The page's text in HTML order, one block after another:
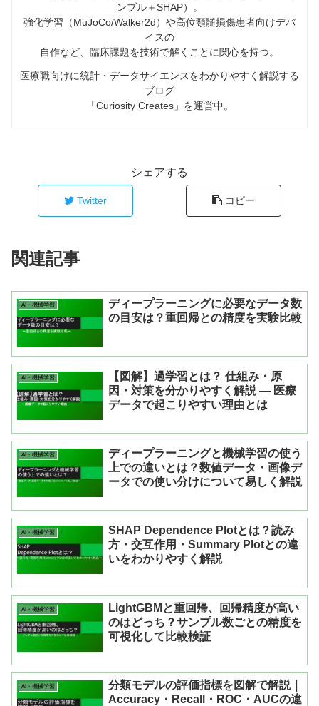
ンブル＋SHAP）。
強化学習（MuJoCo/Walker2d）や高位頸髄損傷患者向けデバ
イスの
自作など、臨床課題を技術で解くことに関心を持つ。
医療職向けに統計・データサイエンスをわかりやすく解説する
ブログ
「Curiosity Creates」を運営中。
シェアする
Twitter コピー
関連記事
AI・機械学習
ディープラーニングに必要なデータ数
の目安は？重回帰との精度を実験比較
AI・機械学習
【図解】過学習とは？ 仕組み・原
因・対策を分かりやすく解説 ― 医療
データで起こりやすい理由とは
AI・機械学習
ディープラーニングと機械学習の使う
上での違いとは？数値データ・画像デ
ータでの使い分けについて易しく解説
AI・機械学習
SHAP Dependence Plotとは？読み
方・交互作用・Summary Plotとの違
いをわかりやすく解説
AI・機械学習
LightGBMと重回帰、回帰精度が高い
のはどっち？サンプル数ごとの精度を
可視化して比較検証
AI・機械学習
分類モデルの評価指標を図解で解説｜
Accuracy・Recall・ROC・AUCの違